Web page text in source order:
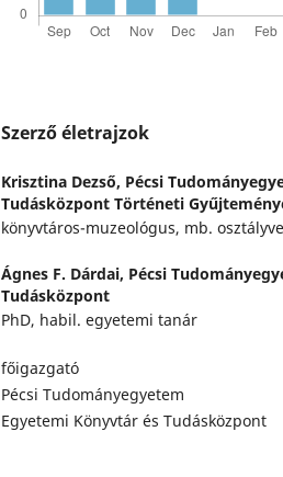
Szerző életrajzok
Krisztina Dezső, Pécsi
Tudásközpont Történeti
könyvtáros-muzeológus, mb.
Ágnes F. Dárdai, Pécsi
Tudásközpont
PhD, habil. egyetemi tanár
főigazgató
Pécsi Tudományegyetem
Egyetemi Könyvtár és Tudásközpont